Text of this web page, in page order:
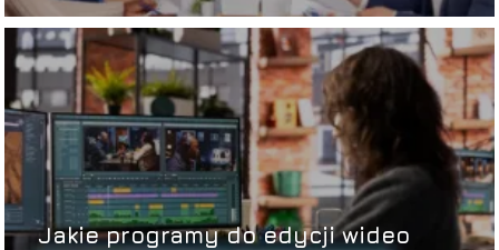
Jakie programy do edycji wideo